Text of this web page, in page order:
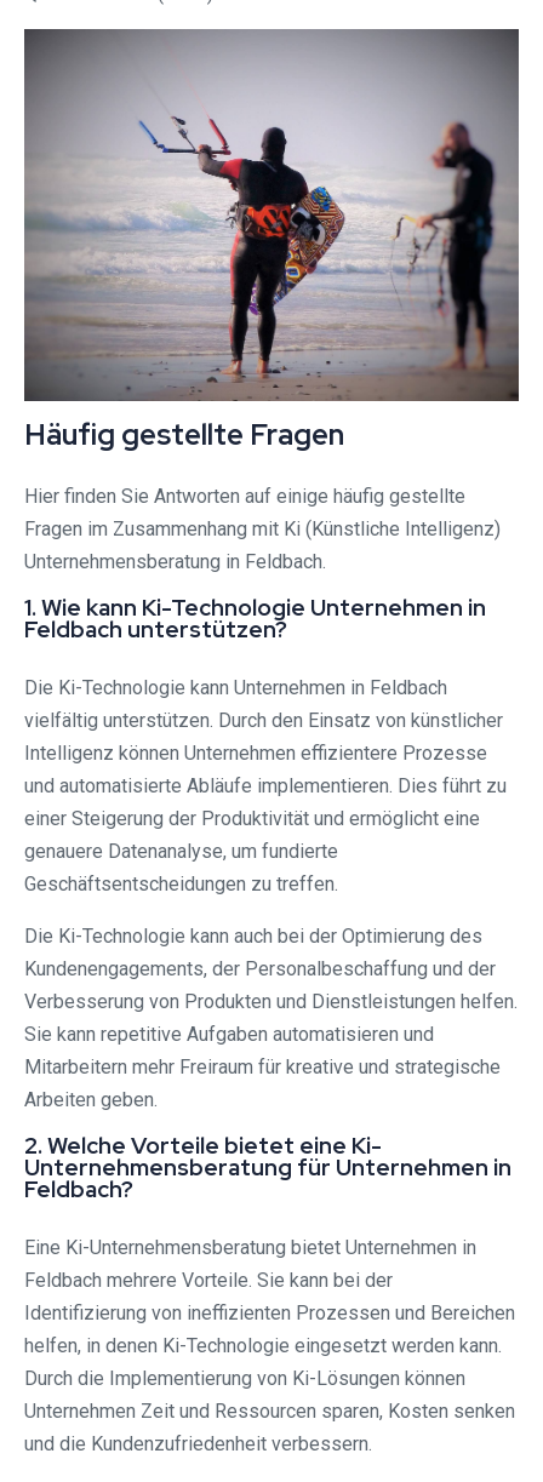
Häufig gestellte Fragen
Hier finden Sie Antworten auf einige häufig gestellte
Fragen im Zusammenhang mit Ki (Künstliche Intelligenz)
Unternehmensberatung in Feldbach.
1. Wie kann Ki-Technologie Unternehmen in
Feldbach unterstützen?
Die Ki-Technologie kann Unternehmen in Feldbach
vielfältig unterstützen. Durch den Einsatz von künstlicher
Intelligenz können Unternehmen effizientere Prozesse
und automatisierte Abläufe implementieren. Dies führt zu
einer Steigerung der Produktivität und ermöglicht eine
genauere Datenanalyse, um fundierte
Geschäftsentscheidungen zu treffen.
Die Ki-Technologie kann auch bei der Optimierung des
Kundenengagements, der Personalbeschaffung und der
Verbesserung von Produkten und Dienstleistungen helfen.
Sie kann repetitive Aufgaben automatisieren und
Mitarbeitern mehr Freiraum für kreative und strategische
Arbeiten geben.
2. Welche Vorteile bietet eine Ki-
Unternehmensberatung für Unternehmen in
Feldbach?
Eine Ki-Unternehmensberatung bietet Unternehmen in
Feldbach mehrere Vorteile. Sie kann bei der
Identifizierung von ineffizienten Prozessen und Bereichen
helfen, in denen Ki-Technologie eingesetzt werden kann.
Durch die Implementierung von Ki-Lösungen können
Unternehmen Zeit und Ressourcen sparen, Kosten senken
und die Kundenzufriedenheit verbessern.